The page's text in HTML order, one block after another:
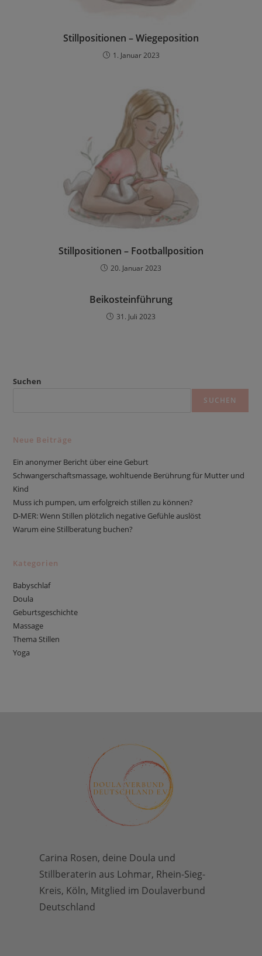
Stillpositionen – Wiegeposition
1. Januar 2023
Stillpositionen – Footballposition
20. Januar 2023
Beikosteinführung
31. Juli 2023
Suchen
SUCHEN
Neue Beiträge
Ein anonymer Bericht über eine Geburt
Schwangerschaftsmassage, wohltuende Berührung für Mutter und
Kind
Muss ich pumpen, um erfolgreich stillen zu können?
D-MER: Wenn Stillen plötzlich negative Gefühle auslöst
Warum eine Stillberatung buchen?
Kategorien
Babyschlaf
Doula
Geburtsgeschichte
Massage
Thema Stillen
Yoga
Carina Rosen, deine Doula und
Stillberaterin aus Lohmar, Rhein-Sieg-
Kreis, Köln, Mitglied im Doulaverbund
Deutschland